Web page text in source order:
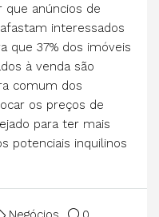
que anúncios de
interessados
que 37% dos imóveis
à venda são
comum dos
os preços de
para ter mais
potenciais inquilinos